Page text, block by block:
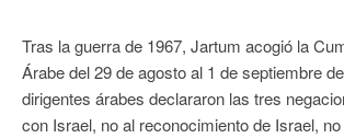
Tras la guerra de 1967, Jartum acogió la
Árabe del 29 de agosto al 1 de septiembre
dirigentes árabes declararon las tres
con Israel, no al reconocimiento de Israel,